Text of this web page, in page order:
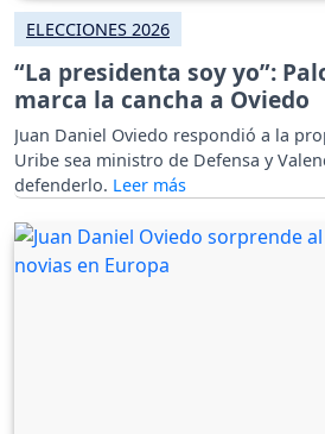
ELECCIONES 2026
“La presidenta soy yo”:
marca la cancha a Oviedo
Juan Daniel Oviedo respondió a la
Uribe sea ministro de Defensa y
defenderlo.